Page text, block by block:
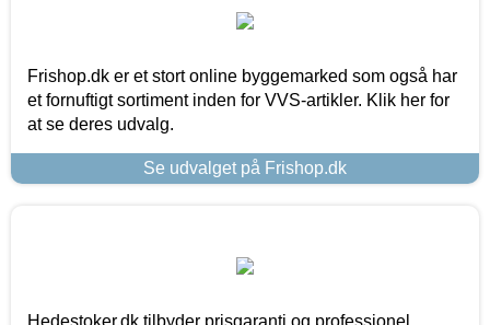
Frishop.dk er et stort online byggemarked som også har
et fornuftigt sortiment inden for VVS-artikler. Klik her for
at se deres udvalg.
Se udvalget på Frishop.dk
Hedestoker.dk tilbyder prisgaranti og professionel